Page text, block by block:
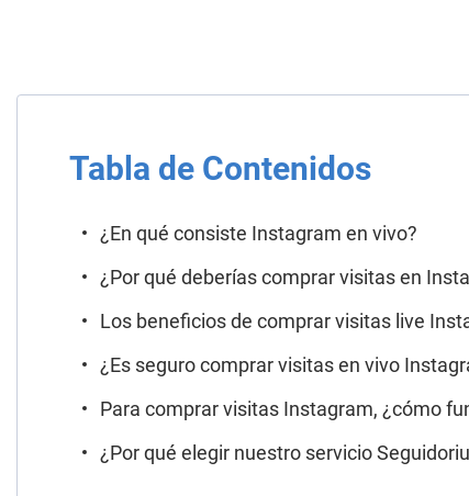
Tabla de Contenidos
¿En qué consiste Instagram en vivo?
¿Por qué deberías comprar visitas en
Los beneficios de comprar visitas live
¿Es seguro comprar visitas en vivo
Para comprar visitas Instagram, ¿cómo
¿Por qué elegir nuestro servicio